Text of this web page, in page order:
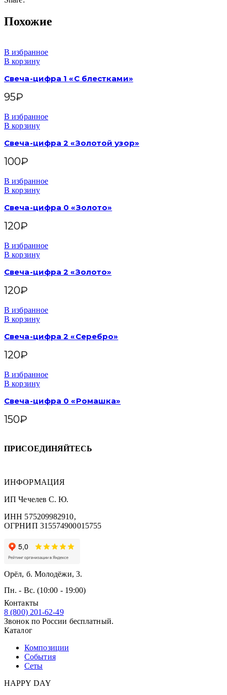
Похожие
В избранное
В корзину
Свеча-цифра 1 «С блестками»
95₽
В избранное
В корзину
Свеча-цифра 2 «Золотой узор»
100₽
В избранное
В корзину
Свеча-цифра 0 «Золото»
120₽
В избранное
В корзину
Свеча-цифра 2 «Золото»
120₽
В избранное
В корзину
Свеча-цифра 2 «Серебро»
120₽
В избранное
В корзину
Свеча-цифра 0 «Ромашка»
150₽
ПРИСОЕДИНЯЙТЕСЬ
ИНФОРМАЦИЯ
ИП Чечелев С. Ю.
ИНН 575209982910,
ОГРНИП 315574900015755
Орёл, б. Молодёжи, 3.
Пн. - Вс. (10:00 - 19:00)
Контакты
8 (800) 201-62-49
Звонок по России бесплатный.
Каталог
Композиции
События
Сеты
HAPPY DAY